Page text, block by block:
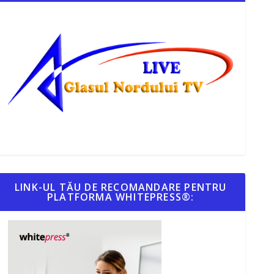
LINK-UL TĂU DE RECOMANDARE PENTRU
PLATFORMA WHITEPRESS®: